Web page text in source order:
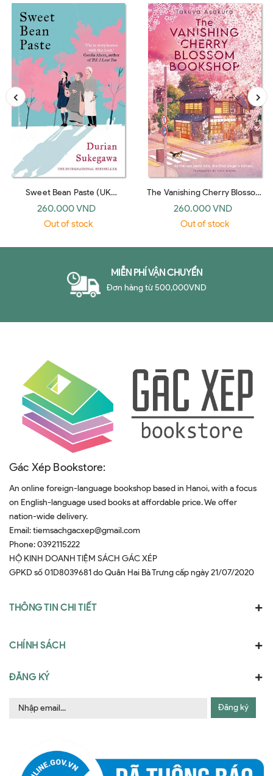
Sweet Bean Paste (UK
paperback)
260.000 VND
Out of stock
The Vanishing Cherry Blossom
Bookshop (UK paperback)
260.000 VND
Out of stock
MIỄN PHÍ VẬN CHUYỂN
Đơn hàng từ 500,000VND
Gác Xép Bookstore:
An online foreign-language bookshop based in Hanoi, with a focus
on English-language used books at affordable price. We offer
nation-wide delivery.
Email:tiemsachgacxep@gmail.com
Phone:0392115222
HỘ KINH DOANH TIỆM SÁCH GÁC XÉP
GPKD số 01D8039681 do Quân Hai Bà Trưng cấp ngày 21/07/2020
THÔNG TIN CHI TIẾT
CHÍNH SÁCH
ĐĂNG KÝ
Đăng ký